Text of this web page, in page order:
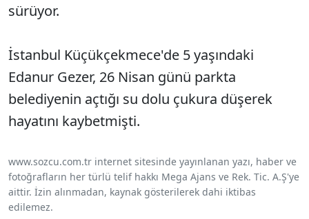
sürüyor.
İstanbul Küçükçekmece'de 5 yaşındaki
Edanur Gezer, 26 Nisan günü parkta
belediyenin açtığı su dolu çukura düşerek
hayatını kaybetmişti.
www.sozcu.com.tr internet sitesinde yayınlanan yazı, haber ve
fotoğrafların her türlü telif hakkı Mega Ajans ve Rek. Tic. A.Ş'ye
aittir. İzin alınmadan, kaynak gösterilerek dahi iktibas
edilemez.